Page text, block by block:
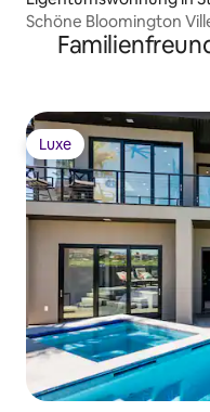
Schöne Bloomington
Luxe
Luxe